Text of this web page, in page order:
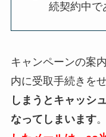
続契約中で
キャンペーンの案
内に受取手続きをせ
しまうとキャッシ
なってしまいます。